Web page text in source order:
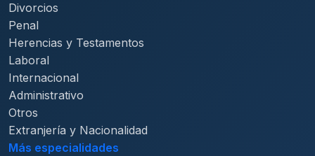
Divorcios
Penal
Herencias y Testamentos
Laboral
Internacional
Administrativo
Otros
Extranjería y Nacionalidad
Más especialidades